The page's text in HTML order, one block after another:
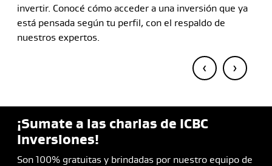
invertir. Conocé cómo acceder a una inversión que ya
está pensada según tu perfil, con el respaldo de
nuestros expertos.
‹ ›
¡Sumate a las charlas de ICBC
Inversiones!
Son 100% gratuitas y brindadas por nuestro equipo de